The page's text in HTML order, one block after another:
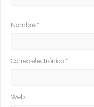
Nombre *
Correo electrónico *
Web